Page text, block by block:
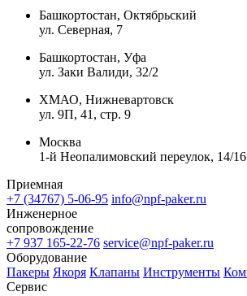
Башкортостан, Октябрьский
ул. Северная, 7
Башкортостан, Уфа
ул. Заки Валиди, 32/2
ХМАО, Нижневартовск
ул. 9П, 41, стр. 9
Москва
1-й Неопалимовский переулок, 14/16
Приемная
+7 (34767) 5-06-95 info@npf-paker.ru
Инженерное
сопровождение
+7 937 165-22-76 service@npf-paker.ru
Оборудование
Пакеры Якоря Клапаны Инструменты
Сервис